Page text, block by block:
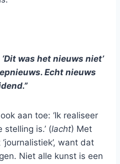
was het nieuws niet’
Echt nieuws
aan toe: ‘Ik realiseer
is.’ (lacht) Met
want dat
Niet alle kunst is een